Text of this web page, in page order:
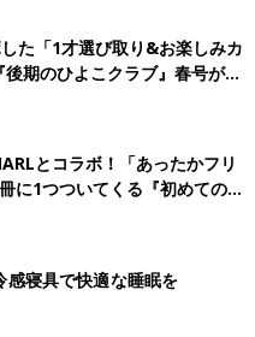
た「1才選び取り&お楽しみカ
期のひよこクラブ』春号が発
とコラボ！「あったかフリ
に1つついてくる『初めてのひ
中！
感寝具で快適な睡眠を